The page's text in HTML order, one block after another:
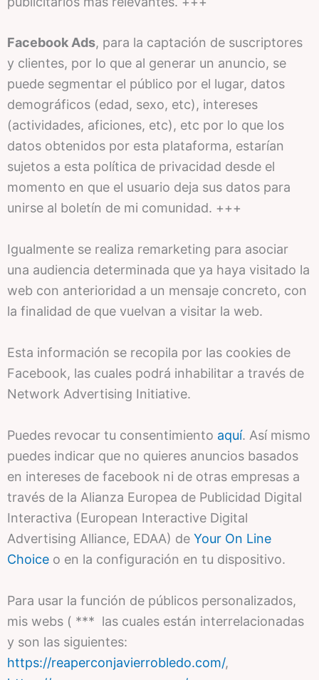
Facebook Ads, para la captación de suscriptores
y clientes, por lo que al generar un anuncio, se
puede segmentar el público por el lugar, datos
demográficos (edad, sexo, etc), intereses
(actividades, aficiones, etc), etc por lo que los
datos obtenidos por esta plataforma, estarían
sujetos a esta política de privacidad desde el
momento en que el usuario deja sus datos para
unirse al boletín de mi comunidad. +++
Igualmente se realiza remarketing para asociar
una audiencia determinada que ya haya visitado la
web con anterioridad a un mensaje concreto, con
la finalidad de que vuelvan a visitar la web.
Esta información se recopila por las cookies de
Facebook, las cuales podrá inhabilitar a través de
Network Advertising Initiative.
Puedes revocar tu consentimiento aquí. Así mismo
puedes indicar que no quieres anuncios basados
en intereses de facebook ni de otras empresas a
través de la Alianza Europea de Publicidad Digital
Interactiva (European Interactive Digital
Advertising Alliance, EDAA) de Your On Line
Choice o en la configuración en tu dispositivo.
Para usar la función de públicos personalizados,
mis webs ( *** las cuales están interrelacionadas
y son las siguientes:
https://reaperconjavierrobledo.com/,